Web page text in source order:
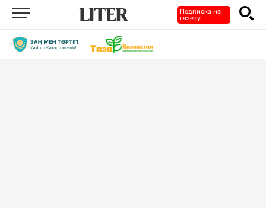
Подписка на
газету